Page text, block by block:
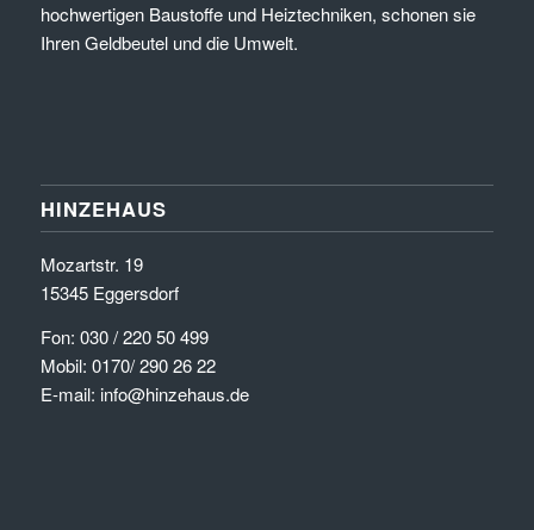
hochwertigen Baustoffe und Heiztechniken, schonen sie
Ihren Geldbeutel und die Umwelt.
HINZEHAUS
Mozartstr. 19
15345 Eggersdorf
Fon: 030 / 220 50 499
Mobil: 0170/ 290 26 22
E-mail: info@hinzehaus.de